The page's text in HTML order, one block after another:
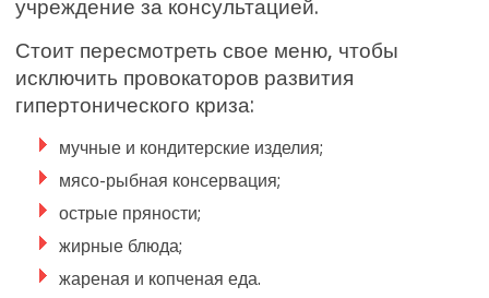
учреждение за консультацией.
Стоит пересмотреть свое меню, чтобы
исключить провокаторов развития
гипертонического криза:
мучные и кондитерские изделия;
мясо-рыбная консервация;
острые пряности;
жирные блюда;
жареная и копченая еда.